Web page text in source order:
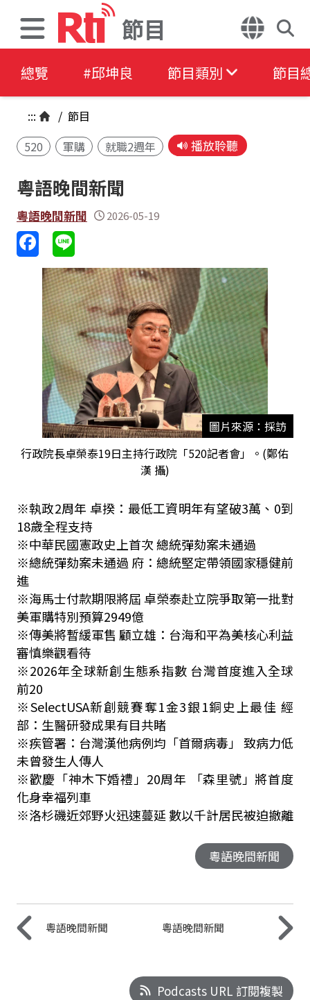
節目
總覽 #邱坤良 節目類別 節目
::: / 節目
520
軍購 就職2週年 播放聆聽
粵語晚間新聞
粵語晚間新聞 2026-05-19
圖片來源：採訪
行政院長卓榮泰19日主持行政院「520記者會」。(鄭佑
漢 攝)
※執政2周年 卓揆：最低工資明年有望破3萬、0到
18歲全程支持
※中華民國憲政史上首次 總統彈劾案未通過
※總統彈劾案未通過 府：總統堅定帶領國家穩健前
進
※海馬士付款期限將屆 卓榮泰赴立院爭取第一批對
美軍購特別預算2949億
※傳美將暫緩軍售 顧立雄：台海和平為美核心利益
審慎樂觀看待
※2026年全球新創生態系指數 台灣首度進入全球
前20
※SelectUSA新創競賽奪1金3銀1銅史上最佳 經
部：生醫研發成果有目共睹
※疾管署：台灣漢他病例均「首爾病毒」 致病力低
未曾發生人傳人
※歡慶「神木下婚禮」20周年 「森里號」將首度
化身幸福列車
※洛杉磯近郊野火迅速蔓延 數以千計居民被迫撤離
粵語晚間新聞
粵語晚間新聞 粵語晚間新聞
Podcasts URL 訂閱複製